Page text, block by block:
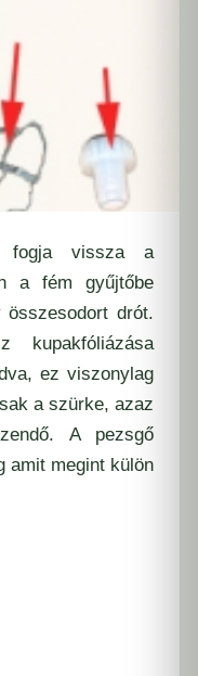
fogja vissza a
a fém gyűjtőbe
összesodort drót.
kupakfóliázása
ez viszonylag
a szürke, azaz
A pezsgő
amit megint külön